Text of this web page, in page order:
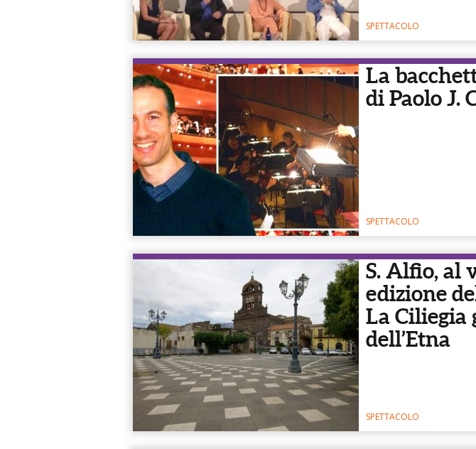
SPETTACOLO
La
di Paolo J.
SPETTACOLO
S. Alfio, al
edizione
La Ciliegia
dell’Etna
SPETTACOLO